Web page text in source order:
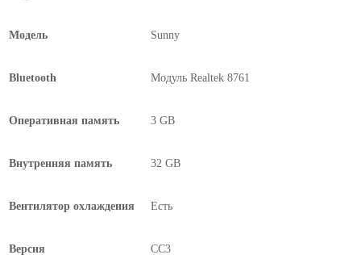
Модель Sunny
Bluetooth Модуль Realtek 8761
Оперативная память 3 GB
Внутренняя память 32 GB
Вентилятор охлаждения Есть
Версия CC3